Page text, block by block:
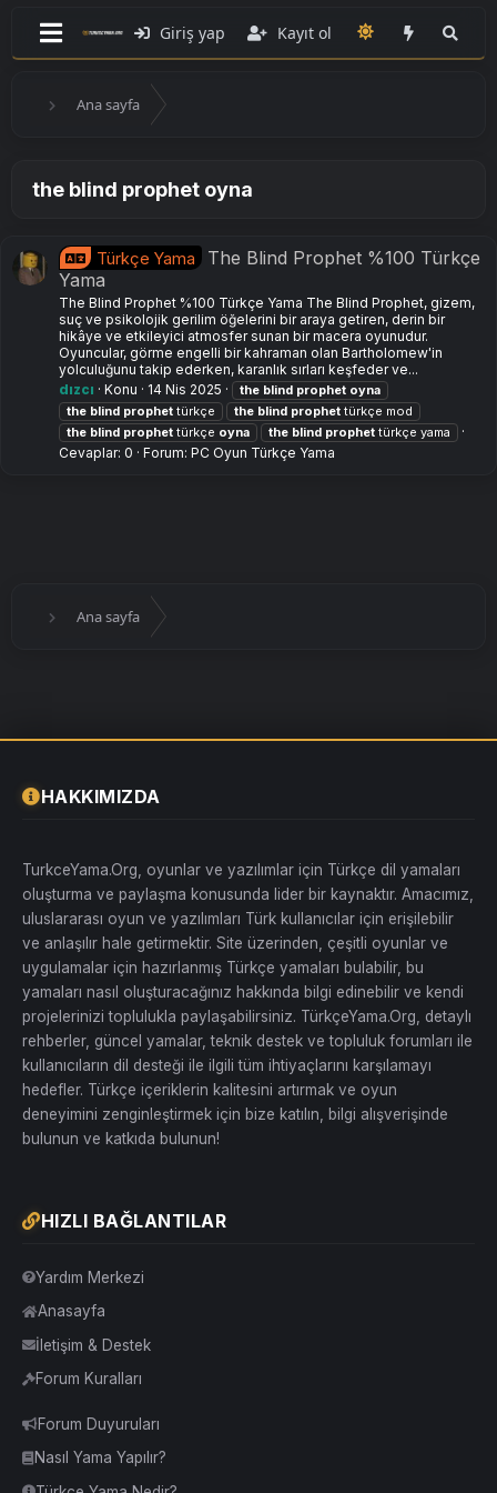
Giriş yap Kayıt ol
Ana sayfa
the blind prophet oyna
Türkçe Yama
The Blind Prophet %100 Türkçe
Yama
The Blind Prophet %100 Türkçe Yama The Blind Prophet, gizem,
suç ve psikolojik gerilim öğelerini bir araya getiren, derin bir
hikâye ve etkileyici atmosfer sunan bir macera oyunudur.
Oyuncular, görme engelli bir kahraman olan Bartholomew'in
yolculuğunu takip ederken, karanlık sırları keşfeder ve...
dızcı
Konu 14 Nis 2025 the blind prophet oyna
the blind prophet türkçe the blind prophet türkçe mod
the blind prophet türkçe oyna the blind prophet türkçe yama
Cevaplar: 0 Forum: PC Oyun Türkçe Yama
Ana sayfa
HAKKIMIZDA
TurkceYama.Org, oyunlar ve yazılımlar için Türkçe dil yamaları
oluşturma ve paylaşma konusunda lider bir kaynaktır. Amacımız,
uluslararası oyun ve yazılımları Türk kullanıcılar için erişilebilir
ve anlaşılır hale getirmektir. Site üzerinden, çeşitli oyunlar ve
uygulamalar için hazırlanmış Türkçe yamaları bulabilir, bu
yamaları nasıl oluşturacağınız hakkında bilgi edinebilir ve kendi
projelerinizi toplulukla paylaşabilirsiniz. TürkçeYama.Org, detaylı
rehberler, güncel yamalar, teknik destek ve topluluk forumları ile
kullanıcıların dil desteği ile ilgili tüm ihtiyaçlarını karşılamayı
hedefler. Türkçe içeriklerin kalitesini artırmak ve oyun
deneyimini zenginleştirmek için bize katılın, bilgi alışverişinde
bulunun ve katkıda bulunun!
HIZLI BAĞLANTILAR
Yardım Merkezi
Anasayfa
İletişim & Destek
Forum Kuralları
Forum Duyuruları
Nasıl Yama Yapılır?